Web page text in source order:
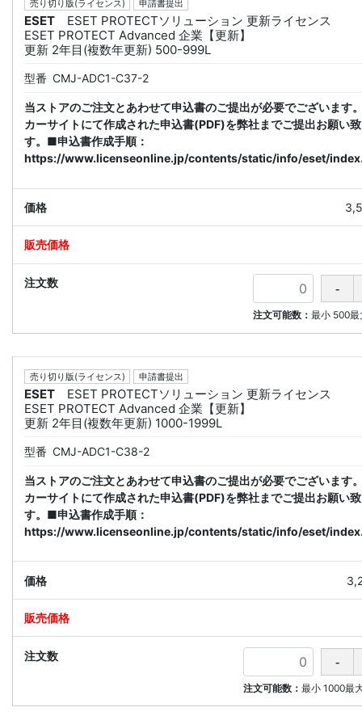
売り切り版(ライセンス) 申請書提出
ESET
ESET PROTECTソリューション 更新ライセンス
ESET PROTECT Advanced 企業【更新】
更新 2年目(複数年更新) 500-999L
型番 CMJ-ADC1-C37-2
当ストアのご注文とあわせて申込書のご提出が必要でございます
カーサイトにて作成された申込書(PDF)を弊社までご提出お願い
す。■申込書作成手順：
https://www.licenseonline.jp/contents/static/info/eset/
注文可能数： 最小 500最
売り切り版(ライセンス) 申請書提出
ESET
ESET PROTECTソリューション 更新ライセンス
ESET PROTECT Advanced 企業【更新】
更新 2年目(複数年更新) 1000-1999L
型番 CMJ-ADC1-C38-2
当ストアのご注文とあわせて申込書のご提出が必要でございます
カーサイトにて作成された申込書(PDF)を弊社までご提出お願い
す。■申込書作成手順：
https://www.licenseonline.jp/contents/static/info/eset/
注文可能数： 最小 1000最